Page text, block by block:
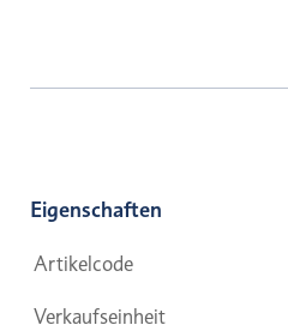
Eigenschaften
Artikelcode
Verkaufseinheit